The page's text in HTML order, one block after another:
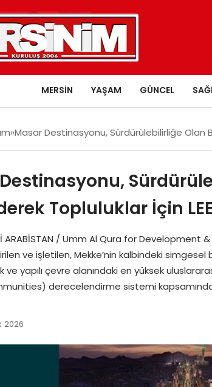
MERSIN YAŞAM GÜNCEL
Masar Destinasyonu, Sürdürülebilirliğe Olan
Topluluklar İçin
ARABİSTAN / Umm Al Qura for
ve işletilen, Mekke’nin kalbindeki
ve yapılı çevre alanındaki en yüksek
derecelendirme sistemi kapsamında
2026